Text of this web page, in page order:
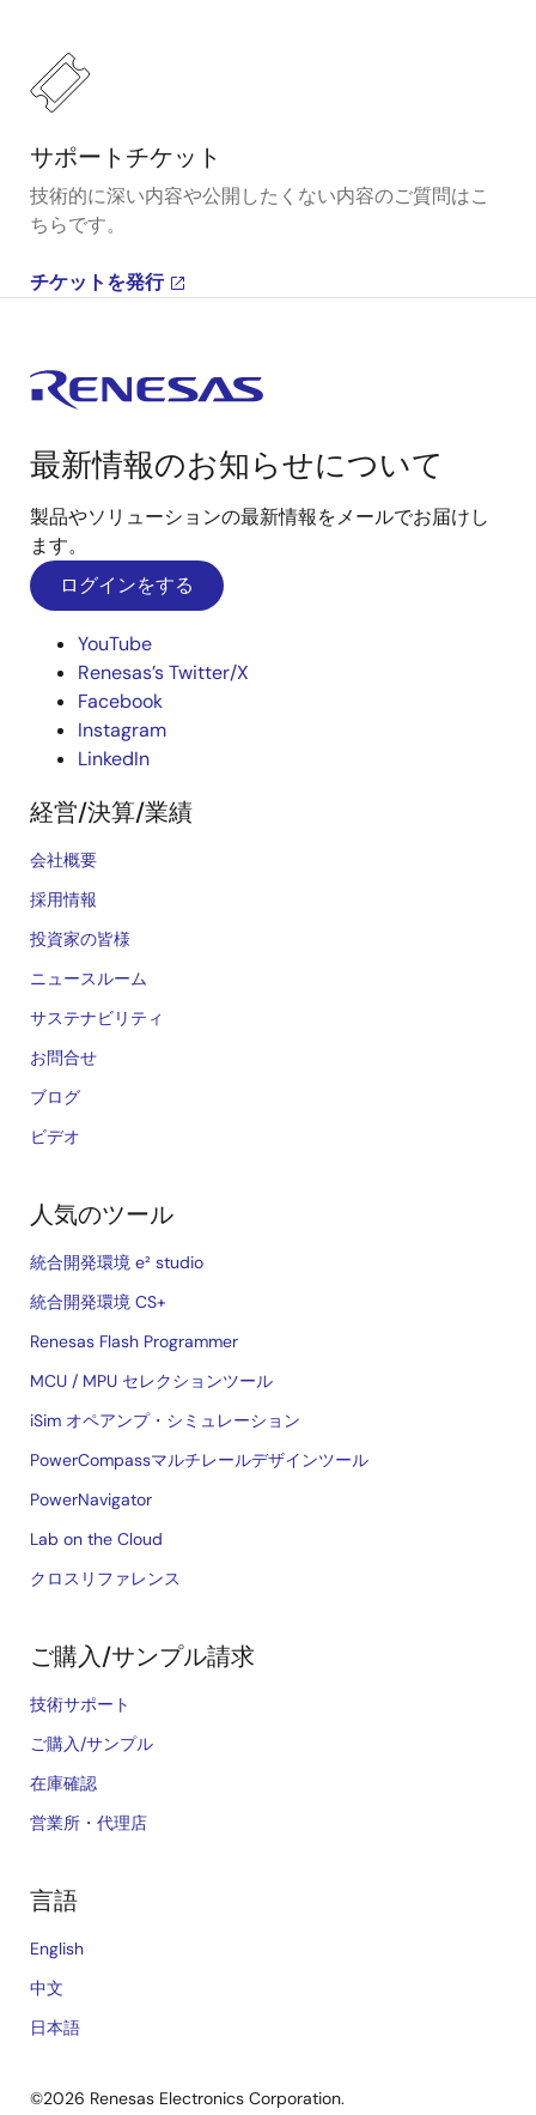
サポートチケット
技術的に深い内容や公開したくない内容のご質問はこ
ちらです。
チケットを発行
最新情報のお知らせについて
製品やソリューションの最新情報をメールでお届けし
ます。
ログインをする
YouTube
Renesas’s Twitter/X
Facebook
Instagram
LinkedIn
経営/決算/業績
会社概要
採用情報
投資家の皆様
ニュースルーム
サステナビリティ
お問合せ
ブログ
ビデオ
人気のツール
統合開発環境 e² studio
統合開発環境 CS+
Renesas Flash Programmer
MCU / MPU セレクションツール
iSim オペアンプ・シミュレーション
PowerCompassマルチレールデザインツール
PowerNavigator
Lab on the Cloud
クロスリファレンス
ご購入/サンプル請求
技術サポート
ご購入/サンプル
在庫確認
営業所・代理店
言語
English
中文
日本語
©2026 Renesas Electronics Corporation.